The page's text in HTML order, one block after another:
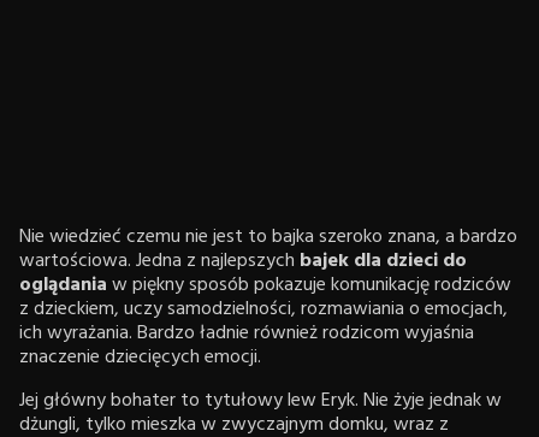
Nie wiedzieć czemu nie jest to bajka szeroko znana, a bardzo
wartościowa. Jedna z najlepszych bajek dla dzieci do
oglądaniaw piękny sposób pokazuje komunikację rodziców
z dzieckiem, uczy samodzielności, rozmawiania o emocjach,
ich wyrażania. Bardzo ładnie również rodzicom wyjaśnia
znaczenie dziecięcych emocji.
Jej główny bohater to tytułowy lew Eryk. Nie żyje jednak w
dżungli, tylko mieszka w zwyczajnym domku, wraz z